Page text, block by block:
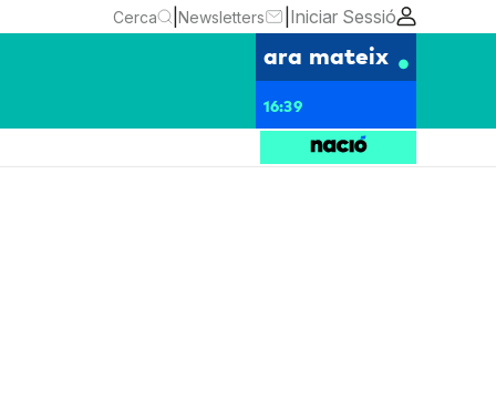
Cerca Newsletters Iniciar Sessió
ara mateix
16:39